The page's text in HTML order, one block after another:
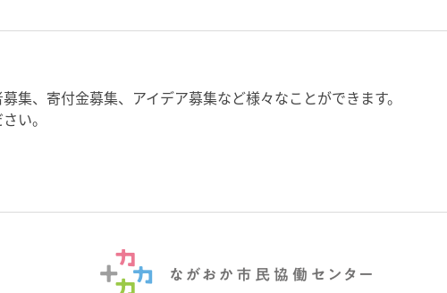
集、寄付金募集、アイデア募集など様々なことができます。
い。